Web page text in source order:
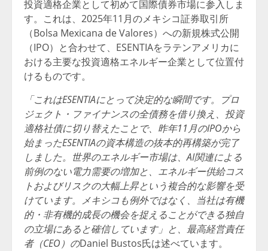
投資適格企業として初めて国際債券市場に参入しま
す。これは、2025年11月のメキシコ証券取引所
（Bolsa Mexicana de Valores）への新規株式公開
（IPO）と合わせて、ESENTIAをラテンアメリカに
おける主要な投資適格エネルギー企業として位置付
けるものです。
「これはESENTIAにとって決定的な瞬間です。プロ
ジェクト・ファイナンスの全債務を借り換え、投資
適格社債に切り替えたことで、昨年11月のIPOから
始まったESENTIAの資本構造の抜本的再構築が完了
しました。世界のエネルギー市場は、AI関連による
前例のない電力需要の増加と、エネルギー供給コス
トおよびリスクの大幅上昇という複合的な影響を受
けています。メキシコも例外ではなく、当社は有機
的・非有機的成長の機会を捉えることができる独自
の立場にあると確信しています」と、最高経営責任
者（CEO）のDaniel Bustos氏は述べています。